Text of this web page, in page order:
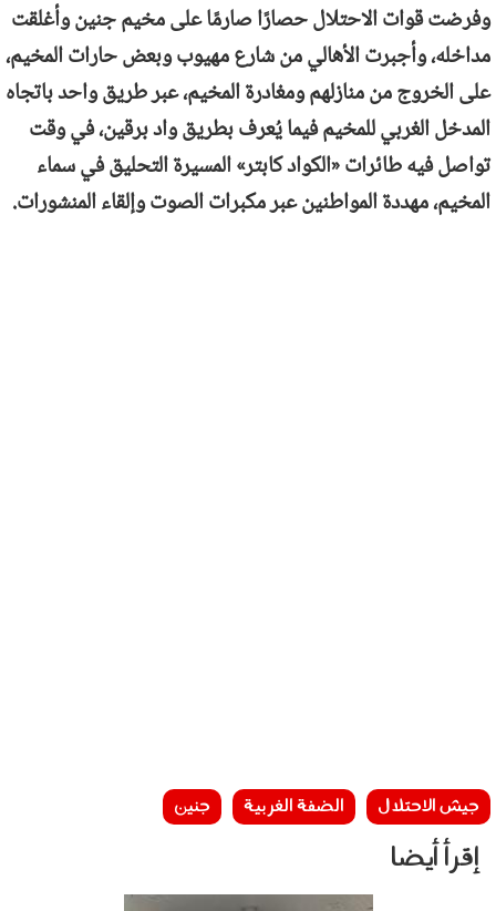
وفرضت قوات الاحتلال حصارًا صارمًا على مخيم جنين وأغلقت
مداخله، وأجبرت الأهالي من شارع مهيوب وبعض حارات المخيم،
على الخروج من منازلهم ومغادرة المخيم، عبر طريق واحد باتجاه
المدخل الغربي للمخيم فيما يُعرف بطريق واد برقين، في وقت
تواصل فيه طائرات «الكواد كابتر» المسيرة التحليق في سماء
المخيم، مهددة المواطنين عبر مكبرات الصوت وإلقاء المنشورات.
جيش الاحتلال الضفة الغربية جنين
إقرأ أيضا